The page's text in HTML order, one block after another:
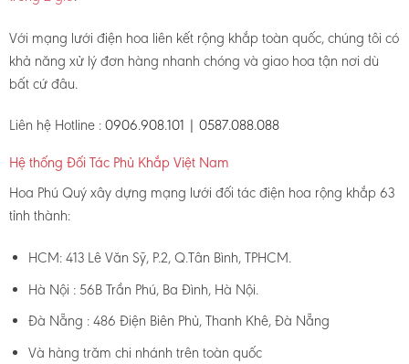
Với mạng lưới điện hoa liên kết rộng khắp toàn quốc, chúng tôi có
khả năng xử lý đơn hàng nhanh chóng và giao hoa tận nơi dù
bất cứ đâu.
Liên hệ Hotline : 0906.908.101 | 0587.088.088
Hệ thống Đối Tác Phủ Khắp Việt Nam
Hoa Phú Quý xây dựng mạng lưới đối tác điện hoa rộng khắp 63
tỉnh thành:
HCM: 413 Lê Văn Sỹ, P.2, Q.Tân Bình, TPHCM.
Hà Nội : 56B Trần Phú, Ba Đình, Hà Nội.
Đà Nẵng : 486 Điện Biên Phủ, Thanh Khê, Đà Nẵng
Và hàng trăm chi nhánh trên toàn quốc